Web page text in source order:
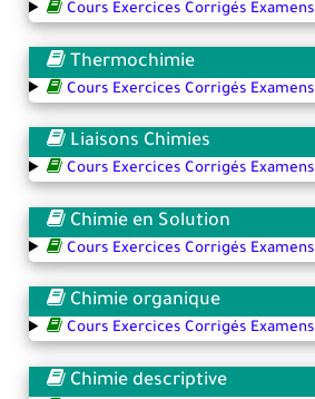
Cours Exercices Corrigés Examens
Thermochimie
Cours Exercices Corrigés Examens
Liaisons Chimies
Cours Exercices Corrigés Examens
Chimie en Solution
Cours Exercices Corrigés Examens
Chimie organique
Cours Exercices Corrigés Examens
Chimie descriptive